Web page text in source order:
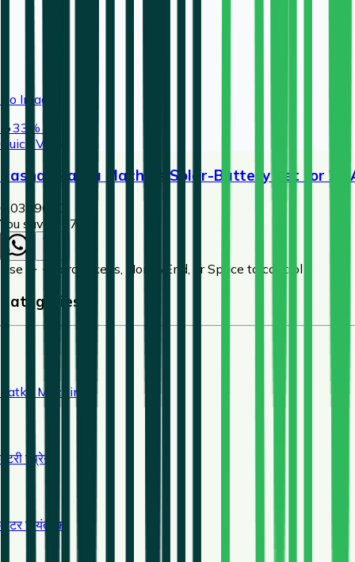
No Image
🔥33 % OFF
Quick View
Rashail Zatka Machine Solar-Battery Set for
6,030 9000
You save ₹
2970
Use ← → arrow keys, Home/End, or Space to control
Categories
Zatka Machine
बैटरी स्प्रेयर
मोटर नियंत्रक